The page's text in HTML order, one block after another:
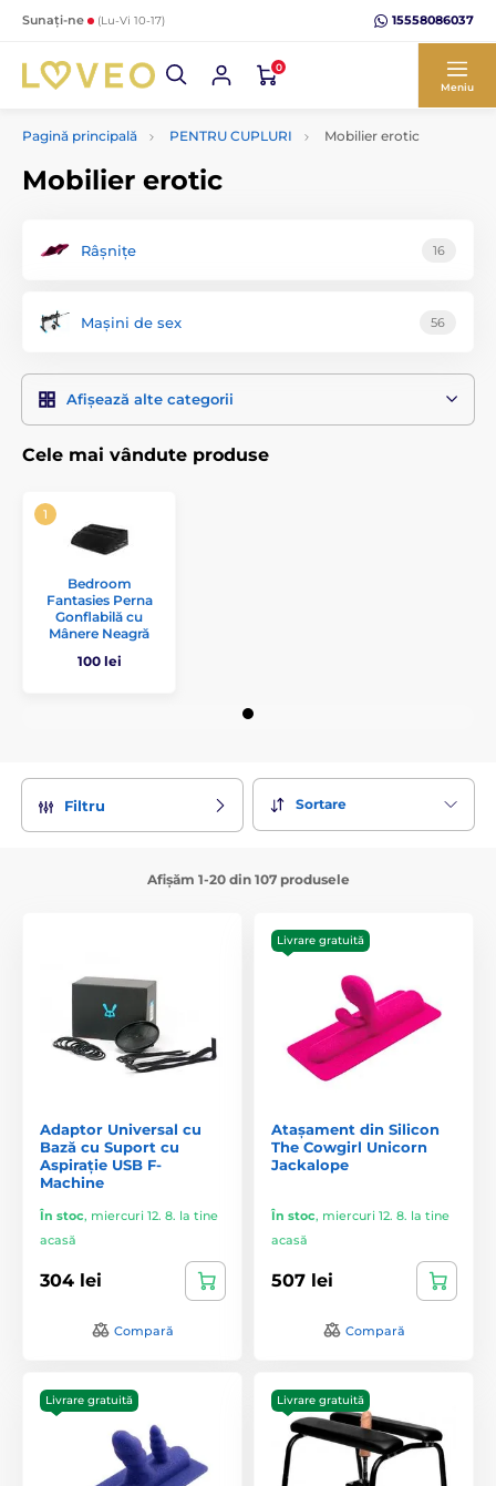
Sunați-ne (Lu-Vi 10-17) 15558086037
0
Meniu
Pagină principală PENTRU CUPLURI Mobilier erotic
Mobilier erotic
Râșnițe 16
Mașini de sex 56
Afișează alte categorii
Cele mai vândute produse
Bedroom
Fantasies Perna
Gonflabilă cu
Mânere Neagră
100 lei
Filtru Sortare
Afișăm 1-20 din 107 produsele
Adaptor Universal cu
Bază cu Suport cu
Aspirație USB F-
Machine
În stoc, miercuri 12. 8. la tine
acasă
304 lei
Compară
Livrare gratuită
Atașament din Silicon
The Cowgirl Unicorn
Jackalope
În stoc, miercuri 12. 8. la tine
acasă
507 lei
Compară
Livrare gratuită Livrare gratuită